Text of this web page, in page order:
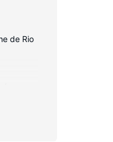
de Rio
y